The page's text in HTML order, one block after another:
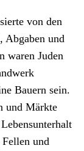
von den
Abgaben und
waren Juden
Bauern sein.
und Märk­te
und